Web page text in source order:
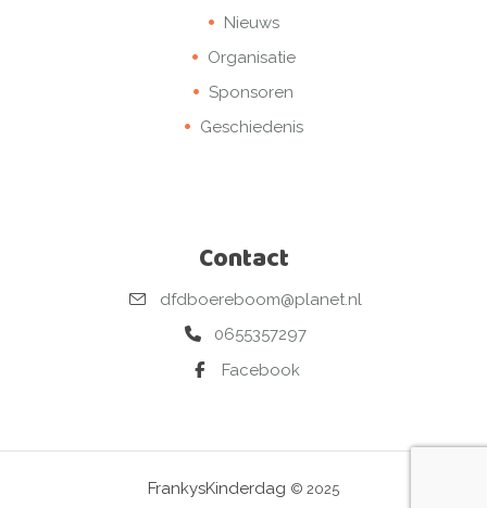
Nieuws
Organisatie
Sponsoren
Geschiedenis
Contact
dfdboereboom@planet.nl
0655357297
Facebook
FrankysKinderdag © 2025